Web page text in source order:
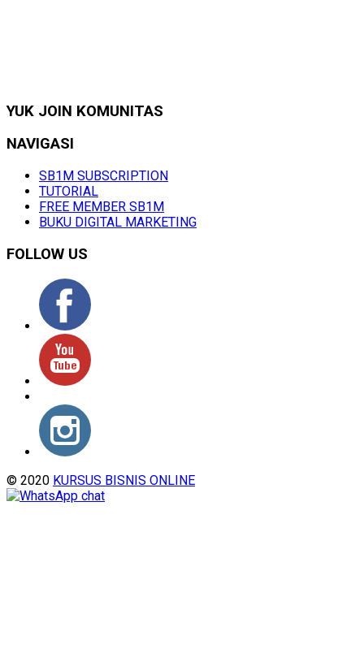
YUK JOIN KOMUNITAS
NAVIGASI
SB1M SUBSCRIPTION
TUTORIAL
FREE MEMBER SB1M
BUKU DIGITAL MARKETING
FOLLOW US
© 2020 KURSUS BISNIS ONLINE